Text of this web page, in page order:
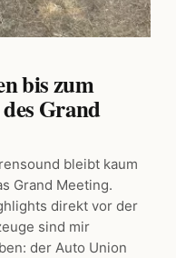
bis zum
Grand
bleibt kaum
Grand Meeting.
direkt vor der
sind mir
der Auto Union